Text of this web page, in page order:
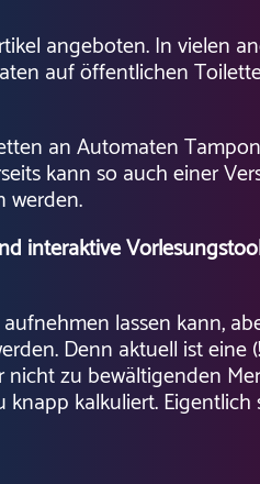
angeboten. In vielen
auf öffentlichen
an Automaten
kann so auch einer
werden.
interaktive
lassen kann,
Denn aktuell ist eine
zu bewältigenden
kalkuliert.